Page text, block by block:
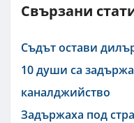
Свързани
Съдът остави
10 души са
каналджийство
Задържаха под